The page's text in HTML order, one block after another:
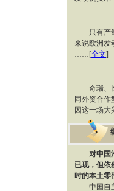
只有产量
来说欧洲发
……[全文]
奇瑞、长
同外资合作
因这一场
对中国
已现，但依
时的本土零
中国自主